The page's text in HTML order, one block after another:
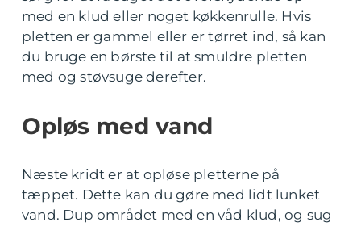
med en klud eller noget køkkenrulle. Hvis
pletten er gammel eller er tørret ind, så kan
du bruge en børste til at smuldre pletten
med og støvsuge derefter.
Opløs med vand
Næste kridt er at opløse pletterne på
tæppet. Dette kan du gøre med lidt lunket
vand. Dup området med en våd klud, og sug